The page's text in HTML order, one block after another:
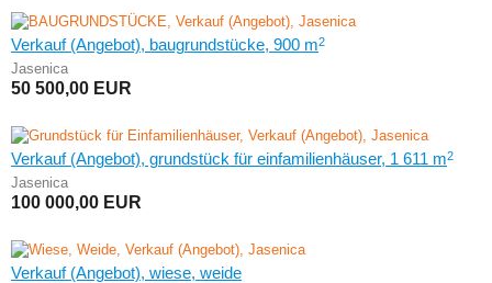
Verkauf (Angebot), baugrundstücke, 900 m2
Jasenica
50 500,00 EUR
Verkauf (Angebot), grundstück für einfamilienhäuser, 1 611 m2
Jasenica
100 000,00 EUR
Verkauf (Angebot), wiese, weide